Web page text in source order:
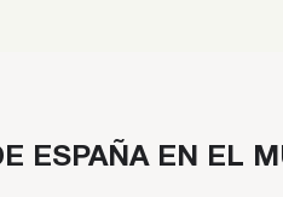
ESPAÑA EN EL